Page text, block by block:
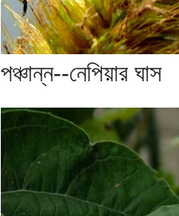
পঞ্চান্ন--নেপিয়ার ঘাস